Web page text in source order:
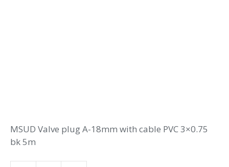
MSUD Valve plug A-18mm with cable PVC 3×0.75
bk 5m